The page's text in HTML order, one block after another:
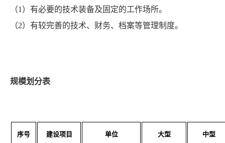
（1）有必要的技术装备及固定的工作场所。
（2）有较完善的技术、财务、档案等管理制度。
规模划分表
序号 建设项目 单位 大型 中型